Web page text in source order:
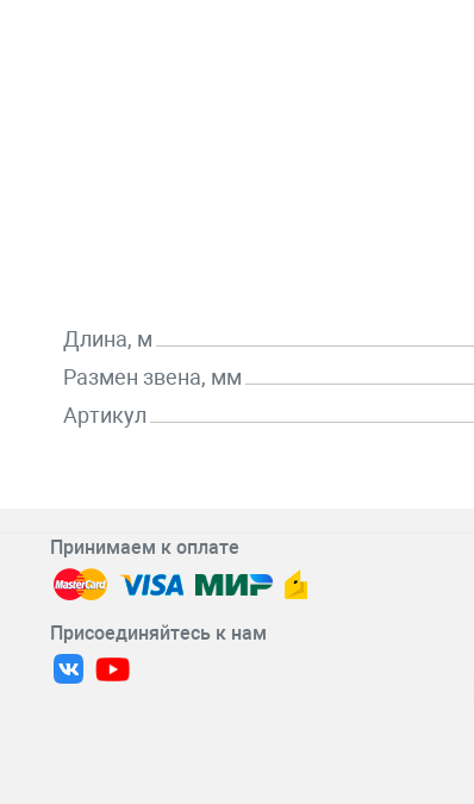
Длина, м
Размен звена, мм
Артикул
Принимаем к оплате
Присоединяйтесь к нам